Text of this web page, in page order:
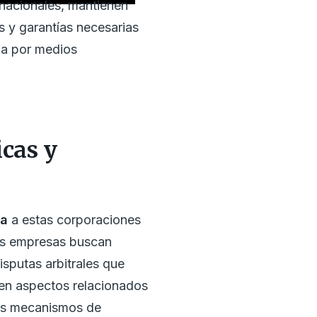
mantienen
y garantías necesarias
por medios
y
a estas corporaciones
empresas buscan
arbitrales que
aspectos relacionados
mecanismos de